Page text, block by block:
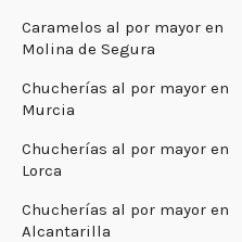
Caramelos al por mayor en
Molina de Segura
Chucherías al por mayor en
Murcia
Chucherías al por mayor en
Lorca
Chucherías al por mayor en
Alcantarilla